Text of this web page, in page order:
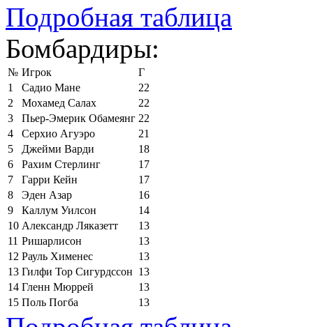
Подробная таблица
Бомбардиры:
№ Игрок
Г
1
Садио Мане
22
2
Мохамед Салах
22
3
Пьер-Эмерик Обамеянг 22
4
Серхио Агуэро
21
5
Джейми Варди
18
6
Рахим Стерлинг
17
7
Гарри Кейн
17
8
Эден Азар
16
9
Каллум Уилсон
14
10 Александр Ляказетт
13
11 Ришарлисон
13
12 Рауль Хименес
13
13 Гилфи Тор Сигурдссон 13
14 Гленн Мюррей
13
15 Поль Погба 13